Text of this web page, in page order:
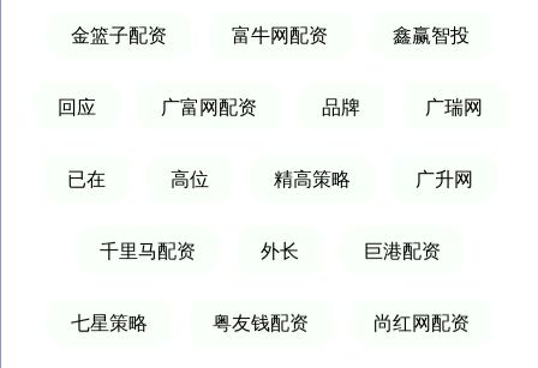
金篮子配资 富牛网配资 鑫赢智投
回应 广富网配资 品牌 广瑞网
已在 高位 精高策略 广升网
千里马配资 外长 巨港配资
七星策略 粤友钱配资 尚红网配资